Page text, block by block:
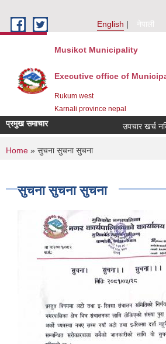
English
नेपाली
Musikot Municipality
Executive office of
Rukum west
Karnali province nepal
प्रमुख समाचार उपचार खर्च
You are here
Home » सुचना सुचना सुचना
सुचना सुचना सुचना